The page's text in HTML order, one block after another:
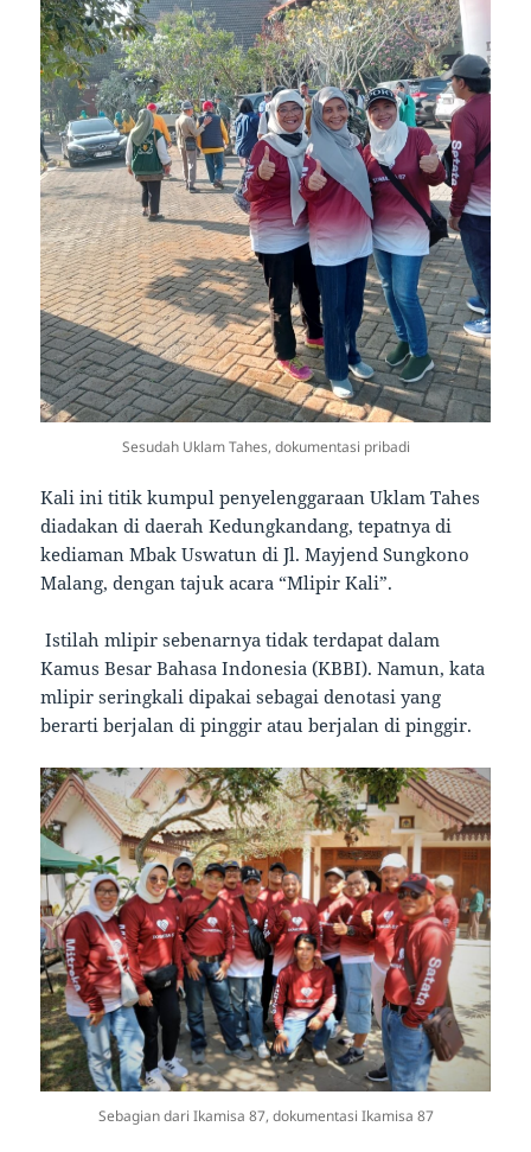
Sesudah Uklam Tahes, dokumentasi pribadi
Kali ini titik kumpul penyelenggaraan Uklam Tahes
diadakan di daerah Kedungkandang, tepatnya di
kediaman Mbak Uswatun di Jl. Mayjend Sungkono
Malang, dengan tajuk acara “Mlipir Kali”.
Istilah mlipir sebenarnya tidak terdapat dalam
Kamus Besar Bahasa Indonesia (KBBI). Namun, kata
mlipir seringkali dipakai sebagai denotasi yang
berarti berjalan di pinggir atau berjalan di pinggir.
Sebagian dari Ikamisa 87, dokumentasi Ikamisa 87